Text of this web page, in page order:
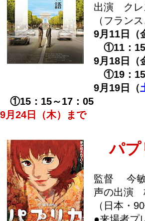
出演 クレ
（フラン
9月11日（
①11：15
9月18日（
①19：15
9月19日（
①15：15～17：05
9月24日（木）まで
パプ
監督 今
声の出演
（日本・90